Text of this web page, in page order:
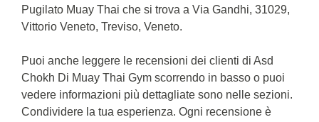
Pugilato Muay Thai che si trova a Via Gandhi, 31029,
Vittorio Veneto, Treviso, Veneto.
Puoi anche leggere le recensioni dei clienti di Asd
Chokh Di Muay Thai Gym scorrendo in basso o puoi
vedere informazioni più dettagliate sono nelle sezioni.
Condividere la tua esperienza. Ogni recensione è